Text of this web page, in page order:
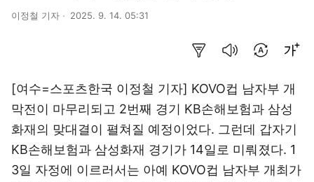
이정철 기자 2025. 9. 14. 05:31
[여수=스포츠한국 이정철 기자] KOVO컵 남자부 개
막전이 마무리되고 2번째 경기 KB손해보험과 삼성
화재의 맞대결이 펼쳐질 예정이었다. 그런데 갑자기
KB손해보험과 삼성화재 경기가 14일로 미뤄졌다. 1
3일 자정에 이르러서는 아예 KOVO컵 남자부 개최가